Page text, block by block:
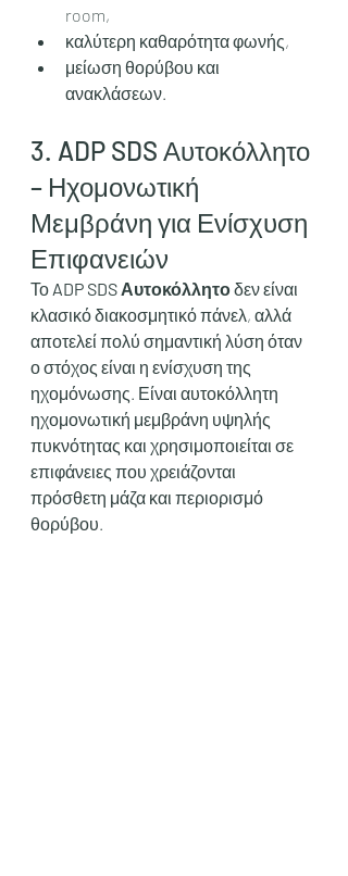
room,
καλύτερη καθαρότητα φωνής,
μείωση θορύβου και
ανακλάσεων.
3. ADP SDS Αυτοκόλλητο
– Ηχομονωτική
Μεμβράνη για Ενίσχυση
Επιφανειών
Το ADP SDS Αυτοκόλλητο δεν είναι
κλασικό διακοσμητικό πάνελ, αλλά
αποτελεί πολύ σημαντική λύση όταν
ο στόχος είναι η ενίσχυση της
ηχομόνωσης. Είναι αυτοκόλλητη
ηχομονωτική μεμβράνη υψηλής
πυκνότητας και χρησιμοποιείται σε
επιφάνειες που χρειάζονται
πρόσθετη μάζα και περιορισμό
θορύβου.